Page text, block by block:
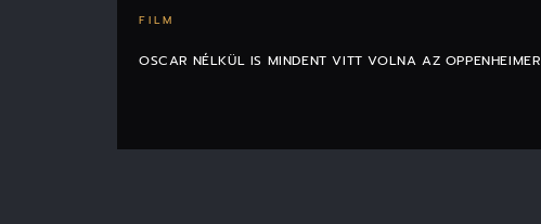
FILM
OSCAR NÉLKÜL IS MINDENT VITT VOLNA AZ OPPENHEIMER